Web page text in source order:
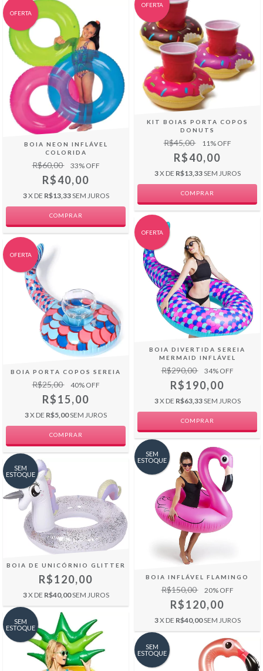
OFERTA
BOIA NEON INFLÁVEL
COLORIDA
R$60,00 33% OFF
R$40,00
3X DE R$13,33SEM JUROS
COMPRAR
OFERTA
KIT BOIAS PORTA COPOS
DONUTS
R$45,00 11 % OFF
R$40,00
3X DE R$13,33SEM JUROS
OFERTA
BOIA PORTA COPOS SEREIA
R$25,00 40% OFF
R$15,00
3X DE R$5,00SEM JUROS
OFERTA
BOIA DIVERTIDA SEREIA
MERMAID INFLÁVEL
R$290,00 34% OFF
R$190,00
3X DE R$63,33SEM JUROS
SEM
ESTOQUE
BOIA DE UNICÓRNIO GLITTER
R$120,00
3X DE R$40,00SEM JUROS
SEM
ESTOQUE
BOIA INFLÁVEL FLAMINGO
R$150,00 20% OFF
R$120,00
3X DE R$40,00SEM JUROS
SEM
ESTOQUE
SEM
ESTOQUE